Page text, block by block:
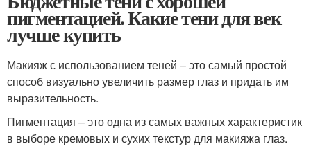
пигментацией. Какие тени для век
лучше купить
Макияж с использованием теней – это самый простой
способ визуально увеличить размер глаз и придать им
выразительность.
Пигментация – это одна из самых важных характеристик
в выборе кремовых и сухих текстур для макияжа глаз.